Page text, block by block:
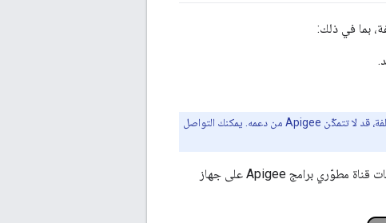
هذه هي الطوبوجيات الوحيدة التي توفرها Apigee. إذا كنت تستخدم طوبولوجيًا شبكة مختلفة، قد لا تتمكّن Apigee من دعمه. يمكنك التواصل
يوضِّح الشكل التالي المخطط التفصيلي للجهاز الواحد الذي يتم فيه تثبيت جميع مكوّنات خدمات قناة مطوّري برامج Apigee على جهاز